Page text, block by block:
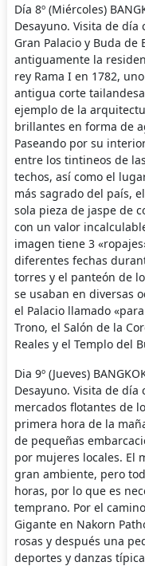
Día 8º (Miércoles)
Desayuno. Visita de
Gran Palacio y Buda de
antiguamente la
rey Rama I en 1782,
antigua corte
ejemplo de la
brillantes en forma de
Paseando por su
entre los tintineos de
techos, así como el
más sagrado del país,
sola pieza de jaspe de
con un valor
imagen tiene 3
diferentes fechas
torres y el panteón de
se usaban en diversas
el Palacio llamado
Trono, el Salón de la
Reales y el Templo del
Dia 9º (Jueves)
Desayuno. Visita de
mercados flotantes de
primera hora de la
de pequeñas
por mujeres locales. El
gran ambiente, pero
horas, por lo que es
temprano. Por el
Gigante en Nakorn
rosas y después una
deportes y danzas